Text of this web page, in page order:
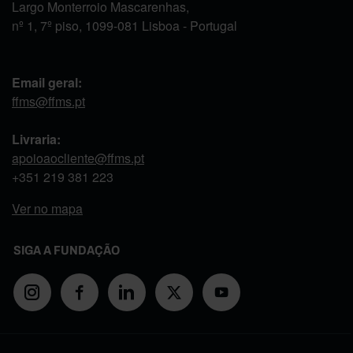
Largo Monterroio Mascarenhas,
nº 1, 7º piso, 1099-081 Lisboa - Portugal
Email geral:
ffms@ffms.pt
Livraria:
apoioaocliente@ffms.pt
+351 219 381 223
Ver no mapa
SIGA A FUNDAÇÃO